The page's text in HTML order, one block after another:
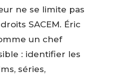
ne se limite pas
SACEM. Éric
un chef
: identifier les
séries,